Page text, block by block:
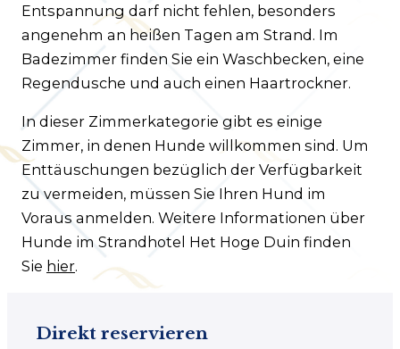
Entspannung darf nicht fehlen, besonders
angenehm an heißen Tagen am Strand. Im
Badezimmer finden Sie ein Waschbecken, eine
Regendusche und auch einen Haartrockner.
In dieser Zimmerkategorie gibt es einige
Zimmer, in denen Hunde willkommen sind. Um
Enttäuschungen bezüglich der Verfügbarkeit
zu vermeiden, müssen Sie Ihren Hund im
Voraus anmelden. Weitere Informationen über
Hunde im Strandhotel Het Hoge Duin finden
Sie hier.
Direkt reservieren